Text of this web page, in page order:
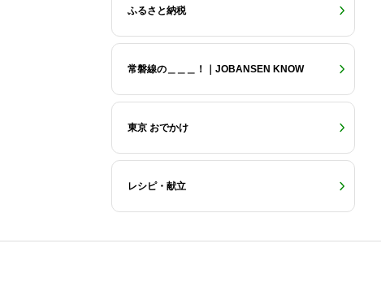
ふるさと納税
常磐線の＿＿＿！｜JOBANSEN KNOW
東京 おでかけ
レシピ・献立